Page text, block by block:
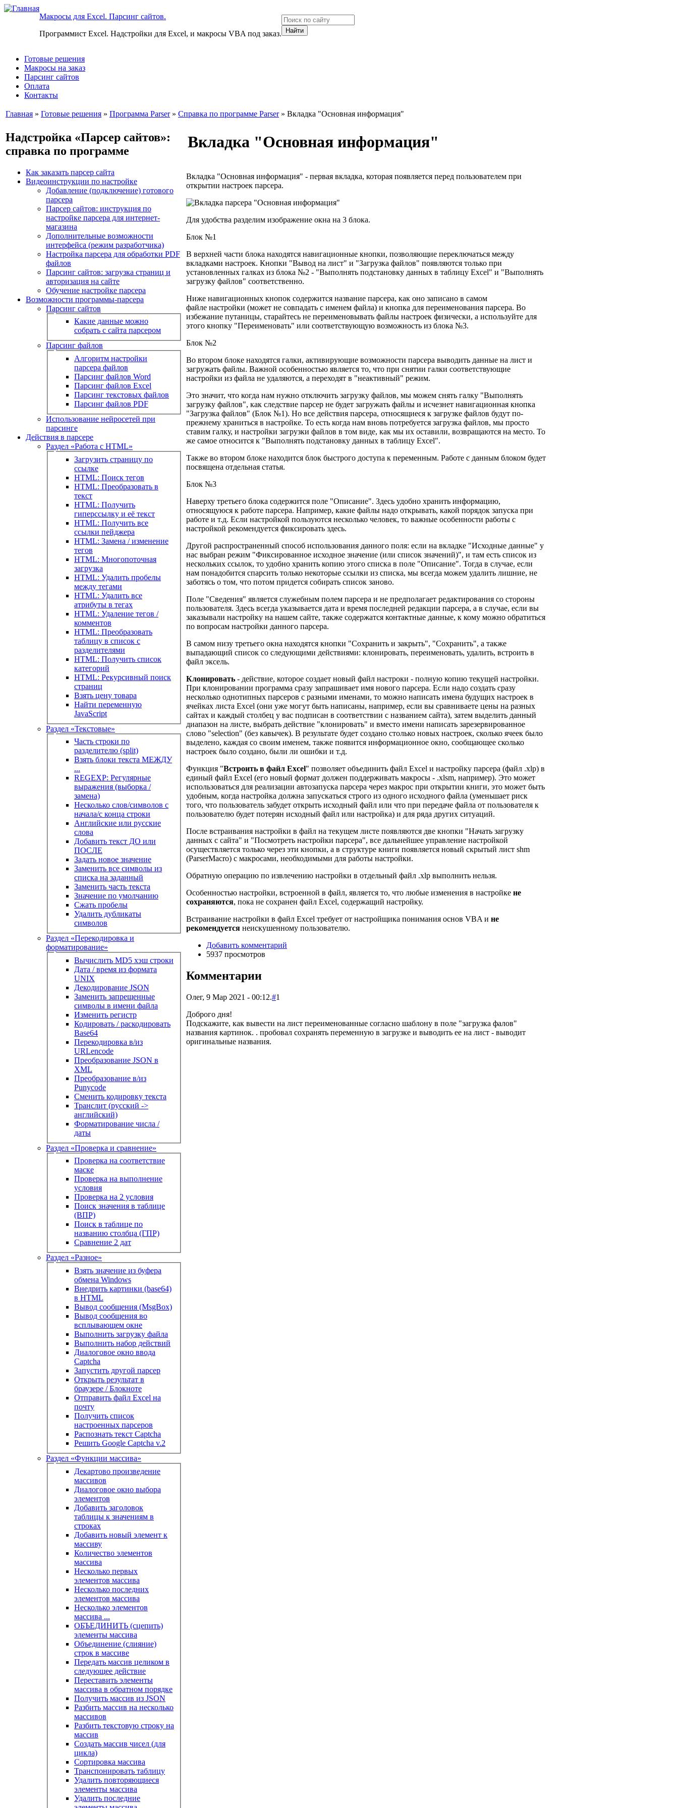
Макросы для Excel. Парсинг сайтов.
Программист Excel. Надстройки для Excel, и макросы VBA под заказ.
Готовые решения
Макросы на заказ
Парсинг сайтов
Оплата
Контакты
Главная » Готовые решения » Программа Parser» Справка по программе Parser» Вкладка "Основная информация"
Надстройка «Парсер сайтов»:
справка по программе
Как заказать парсер сайта
Видеоинструкции по настройке
Добавление (подключение) готового
парсера
Парсер сайтов: инструкция по
настройке парсера для интернет-
магазина
Дополнительные возможности
интерфейса (режим разработчика)
Настройка парсера для обработки PDF
файлов
Парсинг сайтов: загрузка страниц и
авторизация на сайте
Обучение настройке парсера
Возможности программы-парсера
Парсинг сайтов
Какие данные можно
собрать с сайта парсером
Парсинг файлов
Алгоритм настройки
парсера файлов
Парсинг файлов Word
Парсинг файлов Excel
Парсинг текстовых файлов
Парсинг файлов PDF
Использование нейросетей при
парсинге
Действия в парсере
Раздел «Работа с HTML»
Загрузить страницу по
ссылке
HTML: Поиск тегов
HTML: Преобразовать в
текст
HTML: Получить
гиперссылку и её текст
HTML: Получить все
ссылки пейджера
HTML: Замена / изменение
тегов
HTML: Многопоточная
загрузка
HTML: Удалить пробелы
между тегами
HTML: Удалить все
атрибуты в тегах
HTML: Удаление тегов /
комментов
HTML: Преобразовать
таблицу в список с
разделителями
HTML: Получить список
категорий
HTML: Рекурсивный поиск
страниц
Взять цену товара
Найти переменную
JavaScript
Раздел «Текстовые»
Часть строки по
разделителю (split)
Взять блоки текста МЕЖДУ
...
REGEXP: Регулярные
выражения (выборка /
замена)
Несколько слов/символов с
начала/с конца строки
Английские или русские
слова
Добавить текст ДО или
ПОСЛЕ
Задать новое значение
Заменить все символы из
списка на заданный
Заменить часть текста
Значение по умолчанию
Сжать пробелы
Удалить дубликаты
символов
Раздел «Перекодировка и
форматирование»
Вычислить MD5 хэш строки
Дата / время из формата
UNIX
Декодирование JSON
Заменить запрещенные
символы в имени файла
Изменить регистр
Кодировать / раскодировать
Base64
Перекодировка в/из
URLencode
Преобразование JSON в
XML
Преобразование в/из
Punycode
Сменить кодировку текста
Транслит (русский ->
английский)
Форматирование числа /
даты
Раздел «Проверка и сравнение»
Проверка на соответствие
маске
Проверка на выполнение
условия
Проверка на 2 условия
Поиск значения в таблице
(ВПР)
Поиск в таблице по
названию столбца (ГПР)
Сравнение 2 дат
Раздел «Разное»
Взять значение из буфера
обмена Windows
Внедрить картинки (base64)
в HTML
Вывод сообщения (MsgBox)
Вывод сообщения во
всплывающем окне
Выполнить загрузку файла
Выполнить набор действий
Диалоговое окно ввода
Captcha
Запустить другой парсер
Открыть результат в
браузере / Блокноте
Отправить файл Excel на
почту
Получить список
настроенных парсеров
Распознать текст Captcha
Решить Google Captcha v.2
Раздел «Функции массива»
Декартово произведение
массивов
Диалоговое окно выбора
элементов
Добавить заголовок
таблицы к значениям в
строках
Добавить новый элемент к
массиву
Количество элементов
массива
Несколько первых
элементов массива
Несколько последних
элементов массива
Несколько элементов
массива ...
ОБЪЕДИНИТЬ (сцепить)
элементы массива
Объединение (слияние)
строк в массиве
Передать массив целиком в
следующее действие
Переставить элементы
массива в обратном порядке
Получить массив из JSON
Разбить массив на несколько
массивов
Разбить текстовую строку на
массив
Создать массив чисел (для
цикла)
Сортировка массива
Транспонировать таблицу
Удалить повторяющиеся
элементы массива
Удалить последние
Вкладка "Основная информация"
Вкладка "Основная информация" - первая вкладка, которая появляется перед пользователем при
открытии настроек парсера.
Для удобства разделим изображение окна на 3 блока.
Блок №1
В верхней части блока находятся навигационные кнопки, позволяющие переключаться между
вкладками настроек. Кнопки "Вывод на лист" и "Загрузка файлов" появляются только при
установленных галках из блока №2 - "Выполнять подстановку данных в таблицу Excel" и "Выполнять
загрузку файлов" соответственно.
Ниже навигационных кнопок содержится название парсера, как оно записано в самом
файле настройки (может не совпадать с именем файла) и кнопка для переименования парсера. Во
избежание путаницы, старайтесь не переименовывать файлы настроек физически, а используйте для
этого кнопку "Переименовать" или соответствующую возможность из блока №3.
Блок №2
Во втором блоке находятся галки, активирующие возможности парсера выводить данные на лист и
загружать файлы. Важной особенностью является то, что при снятии галки соответствующие
настройки из файла не удаляются, а переходят в "неактивный" режим.
Это значит, что когда нам нужно отключить загрузку файлов, мы можем снять галку "Выполнять
загрузку файлов", как следствие парсер не будет загружать файлы и исчезнет навигационная кнопка
"Загрузка файлов" (Блок №1). Но все действия парсера, относящиеся к загрузке файлов будут по-
прежнему храниться в настройке. То есть когда нам вновь потребуется загрузка файлов, мы просто
ставим галку, и настройки загрузки файлов в том виде, как мы их оставили, возвращаются на место. То
же самое относится к "Выполнять подстановку данных в таблицу Excel".
Также во втором блоке находится блок быстрого доступа к переменным. Работе с данным блоком будет
посвящена отдельная статья.
Блок №3
Наверху третьего блока содержится поле "Описание". Здесь удобно хранить информацию,
относящуюся к работе парсера. Например, какие файлы надо открывать, какой порядок запуска при
работе и т.д. Если настройкой пользуются несколько человек, то важные особенности работы с
настройкой рекомендуется фиксировать здесь.
Другой распространенный способ использования данного поля: если на вкладке "Исходные данные" у
нас выбран режим "Фиксированное исходное значение (или список значений)", и там есть список из
нескольких ссылок, то удобно хранить копию этого списка в поле "Описание". Тогда в случае, если
нам понадобится спарсить только некоторые ссылки из списка, мы всегда можем удалить лишние, не
заботясь о том, что потом придется собирать список заново.
Поле "Сведения" является служебным полем парсера и не предполагает редактирования со стороны
пользователя. Здесь всегда указывается дата и время последней редакции парсера, а в случае, если вы
заказывали настройку на нашем сайте, также содержатся контактные данные, к кому можно обратиться
по вопросам настройки данного парсера.
В самом низу третьего окна находятся кнопки "Сохранить и закрыть", "Сохранить", а также
выпадающий список со следующими действиями: клонировать, переименовать, удалить, встроить в
файл эксель.
Клонировать - действие, которое создает новый файл настроки - полную копию текущей настройки.
При клонировании программа сразу запрашивает имя нового парсера. Если надо создать сразу
несколько однотипных парсеров с разными именами, то можно написать имена будущих настроек в
ячейках листа Excel (они уже могут быть написаны, например, если вы сравниваете цены на разных
сайтах и каждый столбец у вас подписан в соответствии с названием сайта), затем выделить данный
диапазон на листе, выбрать действие "клонировать" и вместо имени написать зарезервированное
слово "selection" (без кавычек). В результате будет создано столько новых настроек, сколько ячеек было
выделено, каждая со своим именем, также появится информационное окно, сообщающее сколько
настроек было создано, были ли ошибки и т.д.
Функция "Встроить в файл Excel" позволяет объединить файл Excel и настройку парсера (файл .xlp) в
единый файл Excel (его новый формат должен поддерживать макросы - .xlsm, например). Это может
использоваться для реализации автозапуска парсера через макрос при открытии книги, это может быть
удобным, когда настройка должна запускаться строго из одного исходного файла (уменьшает риск
того, что пользователь забудет открыть исходный файл или что при передаче файла от пользователя к
пользователю будет потерян исходный файл или настройка) и для ряда других ситуаций.
После встраивания настройки в файл на текущем листе появляются две кнопки "Начать загрузку
данных с сайта" и "Посмотреть настройки парсера", все дальнейшее управление настройкой
осуществляется только через эти кнопки, а в структуре книги появляется новый скрытый лист shm
(ParserMacro) с макросами, необходимыми для работы настройки.
Обратную операцию по извлечению настройки в отдельный файл .xlp выполнить нельзя.
Особенностью настройки, встроенной в файл, является то, что любые изменения в настройке не
сохраняются, пока не сохранен файл Excel, содержащий настройку.
Встраивание настройки в файл Excel требует от настройщика понимания основ VBA и не
рекомендуется неискушенному пользователю.
Добавить комментарий
5937 просмотров
Комментарии
Олег, 9 Мар 2021 - 00:12.#1
Доброго дня!
Подскажите, как вывести на лист переименованные согласно шаблону в поле "загрузка фалов"
названия картинок. . пробовал сохранять переменную в загрузке и выводить ее на лист - выводит
оригинальные названия.